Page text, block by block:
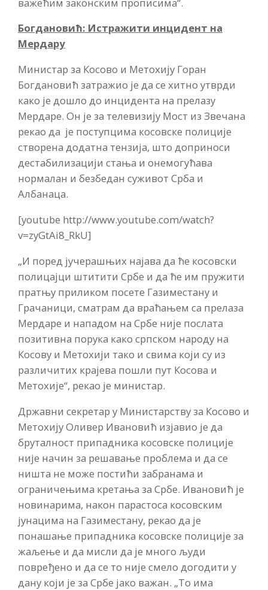
Богдановић: Истражити инцидент на
Мердару
Министар за Косово и Метохију Горан
Богдановић затражио је да се хитно утврди
како је дошло до инцидента на прелазу
Мердаре. Он је за телевизију Мост из Звечана
рекао да је поступцима косовске полиције
створена додатна тензија, што доприноси
дестабилизацији стања и онемогућава
нормалан и безбедан суживот Срба и
Албанаца.
[youtube http://www.youtube.com/watch?
v=zyGtAi8_RkU]
„И поред јучерашњих најава да ће косовски
полицајци штитити Србе и да ће им пружити
пратњу приликом посете Газиместану и
Грачаници, сматрам да враћањем са прелаза
Мердаре и нападом на Србе није послата
позитивна порука како српском народу на
Косову и Метохији тако и свима који су из
различитих крајева пошли пут Косова и
Метохије“, рекао је министар.
Државни секретар у Министарству за Косово и
Метохију Оливер Ивановић изјавио је да
бруталност припадника косовске полиције
није начин за решавање проблема и да се
ништа не може постићи забранама и
ограничењима кретања за Србе. Ивановић је
новинарима, након парастоса косовским
јунацима на Газиместану, рекао да је
понашање припадника косовске полиције за
жаљење и да мисли да је много људи
повређено и да се то није смело догодити у
дану који је за Србе јако важан. „То има